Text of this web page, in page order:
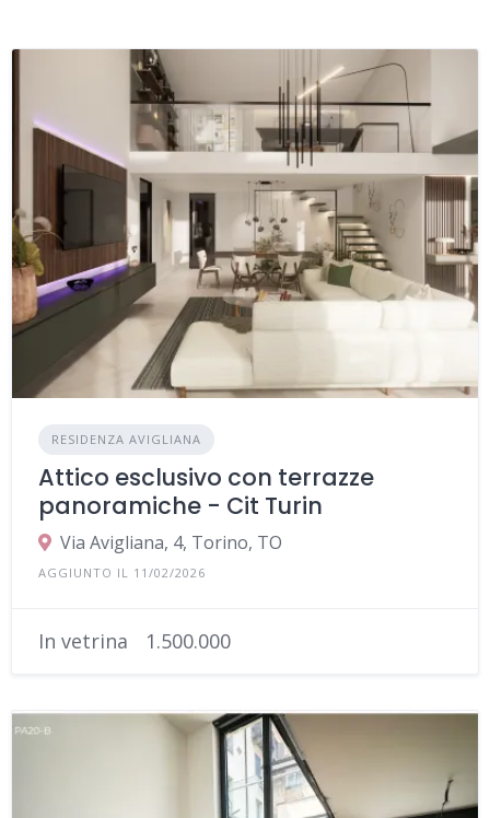
RESIDENZA AVIGLIANA
Attico esclusivo con terrazze
panoramiche - Cit Turin
Via Avigliana, 4, Torino, TO
AGGIUNTO IL 11/02/2026
In vetrina 1.500.000